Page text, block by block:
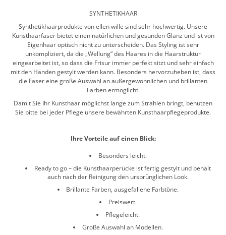
SYNTHETIKHAAR
Synthetikhaarprodukte von ellen wille sind sehr hochwertig. Unsere
Kunsthaarfaser bietet einen natürlichen und gesunden Glanz und ist von
Eigenhaar optisch nicht zu unterscheiden. Das Styling ist sehr
unkompliziert, da die „Wellung“ des Haares in die Haarstruktur
eingearbeitet ist, so dass die Frisur immer perfekt sitzt und sehr einfach
mit den Händen gestylt werden kann. Besonders hervorzuheben ist, dass
die Faser eine große Auswahl an außergewöhnlichen und brillanten
Farben ermöglicht.
Damit Sie Ihr Kunsthaar möglichst lange zum Strahlen bringt, benutzen
Sie bitte bei jeder Pflege unsere bewährten Kunsthaarpflegeprodukte.
Ihre Vorteile auf einen Blick:
Besonders leicht.
Ready to go – die Kunsthaarperücke ist fertig gestylt und behält
auch nach der Reinigung den ursprünglichen Look.
Brillante Farben, ausgefallene Farbtöne.
Preiswert.
Pflegeleicht.
Große Auswahl an Modellen.